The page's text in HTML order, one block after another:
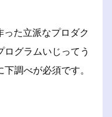
た立派なプロダク
ログラムいじってう
調べが必須です。